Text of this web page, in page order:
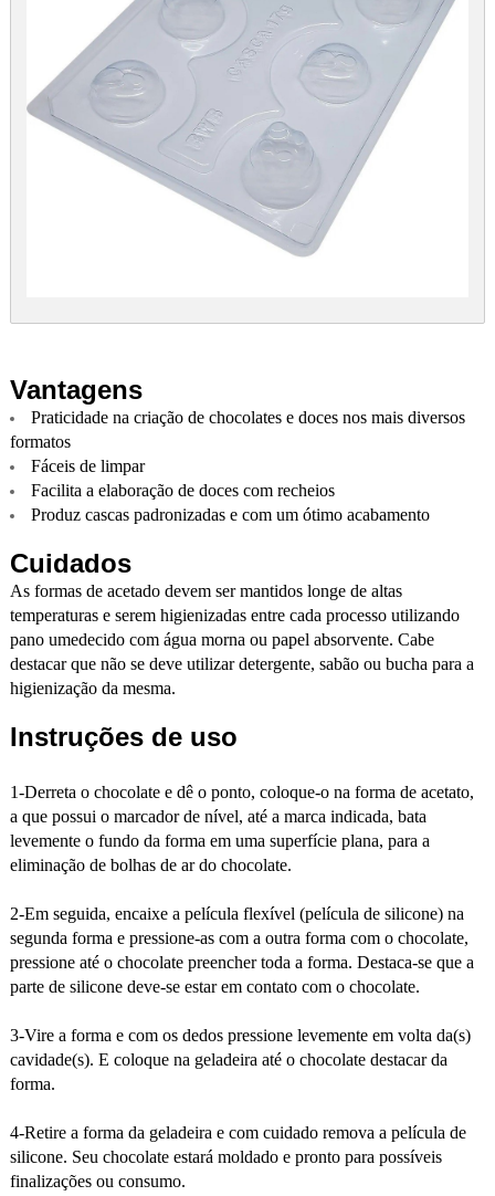
Vantagens
Praticidade na criação de chocolates e doces nos mais diversos
formatos
Fáceis de limpar
Facilita a elaboração de doces com recheios
Produz cascas padronizadas e com um ótimo acabamento
Cuidados
As formas de acetado devem ser mantidos longe de altas
temperaturas e serem higienizadas entre cada processo utilizando
pano umedecido com água morna ou papel absorvente. Cabe
destacar que não se deve utilizar detergente, sabão ou bucha para a
higienização da mesma.
Instruções de uso
1-Derreta o chocolate e dê o ponto, coloque-o na forma de acetato,
a que possui o marcador de nível, até a marca indicada, bata
levemente o fundo da forma em uma superfície plana, para a
eliminação de bolhas de ar do chocolate.
2-Em seguida, encaixe a película flexível (película de silicone) na
segunda forma e pressione-as com a outra forma com o chocolate,
pressione até o chocolate preencher toda a forma. Destaca-se que a
parte de silicone deve-se estar em contato com o chocolate.
3-Vire a forma e com os dedos pressione levemente em volta da(s)
cavidade(s). E coloque na geladeira até o chocolate destacar da
forma.
4-Retire a forma da geladeira e com cuidado remova a película de
silicone. Seu chocolate estará moldado e pronto para possíveis
finalizações ou consumo.